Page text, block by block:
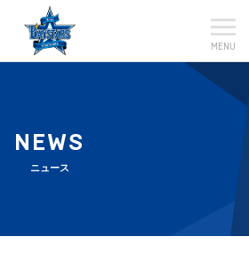
MENU
NEWS
ニュース